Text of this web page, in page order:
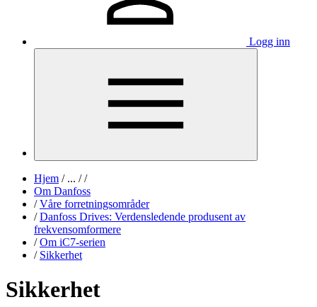
Logg inn
Hjem /... / /
Om Danfoss
/ Våre forretningsområder
/ Danfoss Drives: Verdensledende produsent av
frekvensomformere
/ Om iC7-serien
/ Sikkerhet
Sikkerhet